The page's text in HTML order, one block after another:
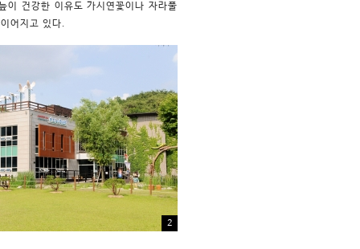
건강한 이유도 가시연꽃이나 자라풀
어지고 있다.
2